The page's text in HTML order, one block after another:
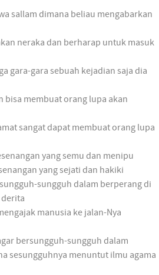
sallam dimana beliau mengabarkan
neraka dan berharap untuk masuk
gara-gara sebuah kejadian saja dia
bisa membuat orang lupa akan
sangat dapat membuat orang lupa
yang semu dan menipu
yang sejati dan hakiki
sungguh dalam berperang di
derita
manusia ke jalan-Nya
bersungguh-sungguh dalam
sesungguhnya menuntut ilmu agama